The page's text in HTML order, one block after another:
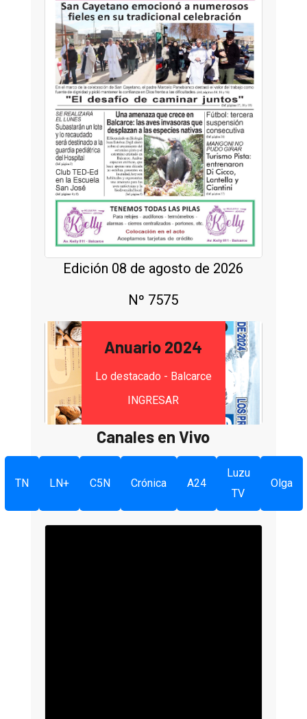
Edición 08 de agosto de 2026
Nº 7575
Anuario 2024
Lo destacado - Balcarce
INGRESAR
Canales en Vivo
TN LN+ C5N Crónica A24
Luzu
TV
Olga